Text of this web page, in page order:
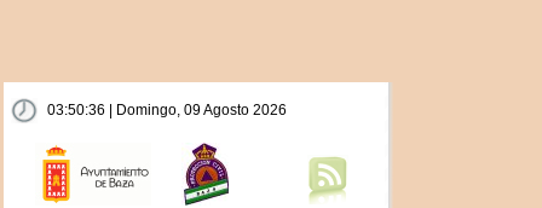
03:50:37 | Domingo, 09 Agosto 2026